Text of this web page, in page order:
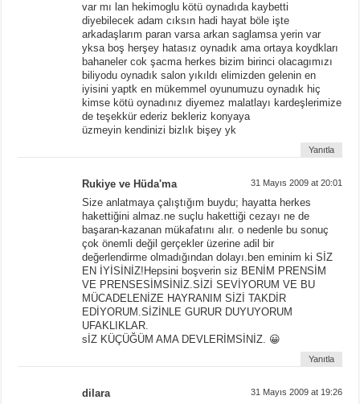
var mı lan hekimoglu kötü oynadıda kaybetti
diyebilecek adam cıksın hadi hayat böle işte
arkadaşlarım paran varsa arkan saglamsa yerin var
yksa boş herşey hatasız oynadık ama ortaya koydkları
bahaneler cok şacma herkes bizim birinci olacagımızı
biliyodu oynadık salon yıkıldı elimizden gelenin en
iyisini yaptk en mükemmel oyunumuzu oynadık hiç
kimse kötü oynadınız diyemez malatlayı kardeşlerimize
de teşekkür ederiz bekleriz konyaya
üzmeyin kendinizi bizlık bişey yk
Yanıtla
Rukiye ve Hüda'ma 31 Mayıs 2009 at 20:01
Size anlatmaya çalıştığım buydu; hayatta herkes
hakettiğini almaz.ne suçlu hakettiği cezayı ne de
başaran-kazanan mükafatını alır. o nedenle bu sonuç
çok önemli değil gerçekler üzerine adil bir
değerlendirme olmadığından dolayı.ben eminim ki SİZ
EN İYİSİNİZ!Hepsini boşverin siz BENİM PRENSİM
VE PRENSESİMSİNİZ.SİZİ SEVİYORUM VE BU
MÜCADELENİZE HAYRANIM SİZİ TAKDİR
EDİYORUM.SİZİNLE GURUR DUYUYORUM
UFAKLIKLAR.
sİZ KÜÇÜĞÜM AMA DEVLERİMSİNİZ. 😀
Yanıtla
dilara 31 Mayıs 2009 at 19:26